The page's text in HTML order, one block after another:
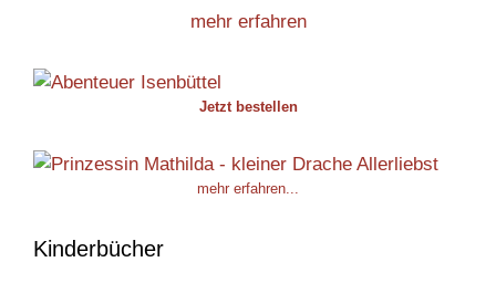
mehr erfahren
Jetzt bestellen
mehr erfahren...
Kinderbücher